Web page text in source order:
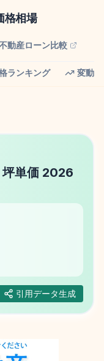
格相場
動産ローン比較
ランキング 変動
坪単価 2026
引用データ生成